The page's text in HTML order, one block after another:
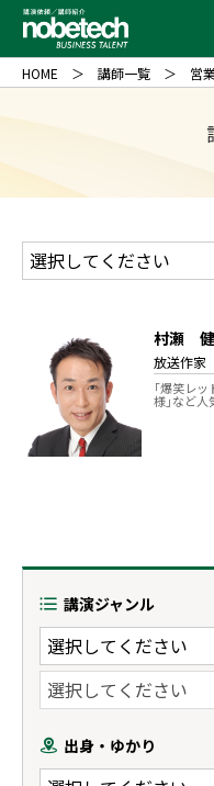
HOME 講師一覧 営
村瀬 健
放送作家
｢爆笑レ
様｣など人
講演ジャンル
出身・ゆかり